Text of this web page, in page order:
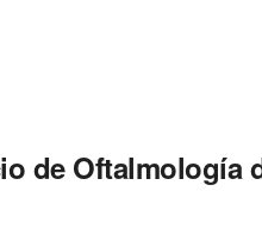
de Oftalmología